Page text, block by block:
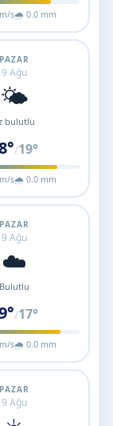
s🌧 0.0 mm
PAZAR
9 Ağu
🌤️
bulutlu
/19°
s🌧 0.0 mm
PAZAR
9 Ağu
☁️
Bulutlu
/17°
s🌧 0.0 mm
PAZAR
9 Ağu